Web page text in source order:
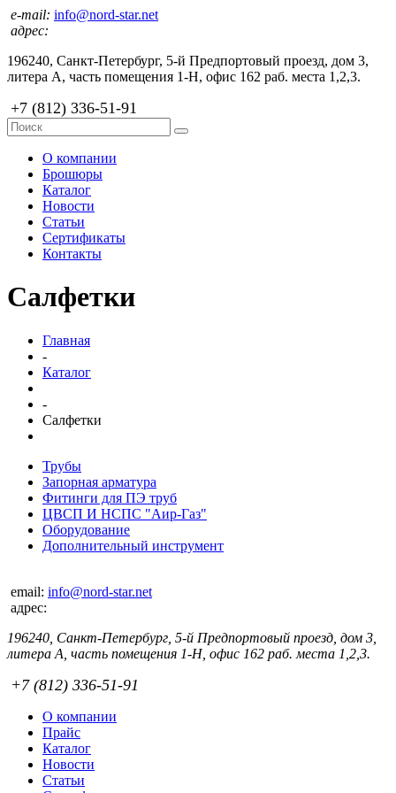
e-mail: info@nord-star.net
адрес:
196240, Санкт-Петербург, 5-й Предпортовый проезд, дом 3,
литера А, часть помещения 1-Н, офис 162 раб. места 1,2,3.
+7 (812) 336-51-91
О компании
Брошюры
Каталог
Новости
Статьи
Сертификаты
Контакты
Салфетки
Главная
-
Каталог
-
Салфетки
Трубы
Запорная арматура
Фитинги для ПЭ труб
ЦВСП И НСПС "Аир-Газ"
Оборудование
Дополнительный инструмент
email: info@nord-star.net
адрес:
196240, Санкт-Петербург, 5-й Предпортовый проезд, дом 3,
литера А, часть помещения 1-Н, офис 162 раб. места 1,2,3.
+7 (812) 336-51-91
О компании
Прайс
Каталог
Новости
Статьи